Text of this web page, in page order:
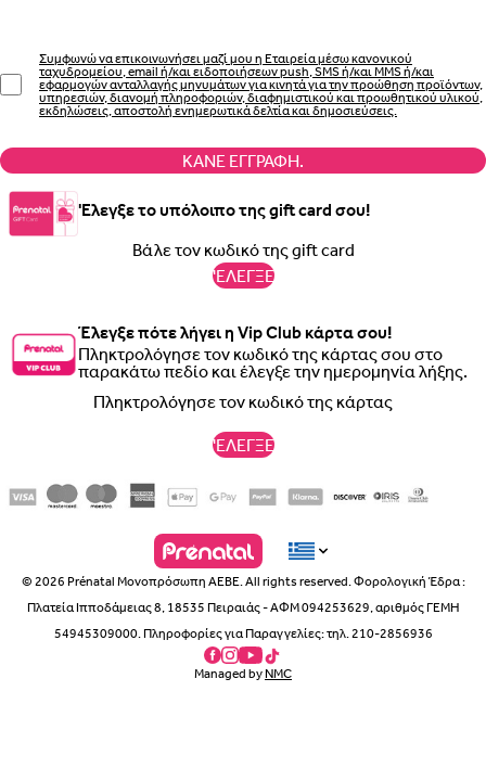
Συμφωνώ να επικοινωνήσει μαζί μου η Εταιρεία μέσω κανονικού
ταχυδρομείου, email ή/και ειδοποιήσεων push, SMS ή/και MMS ή/και
εφαρμογών ανταλλαγής μηνυμάτων για κινητά για την προώθηση προϊόντων,
υπηρεσιών, διανομή πληροφοριών, διαφημιστικού και προωθητικού υλικού,
εκδηλώσεις, αποστολή ενημερωτικά δελτία και δημοσιεύσεις.
ΚΆΝΕ ΕΓΓΡΑΦΉ.
'Ελεγξε το υπόλοιπο της gift card σου!
'ΕΛΕΓΞΕ
Έλεγξε πότε λήγει η Vip Club κάρτα σου!
Πληκτρολόγησε τον κωδικό της κάρτας σου στο
παρακάτω πεδίο και έλεγξε την ημερομηνία λήξης.
'ΕΛΕΓΞΕ
© 2026 Prénatal Μονοπρόσωπη ΑΕΒΕ. All rights reserved. Φορολογική Έδρα :
Πλατεία Ιπποδάμειας 8, 18535 Πειραιάς - ΑΦΜ 094253629, αριθμός ΓΕΜΗ
54945309000. Πληροφορίες για Παραγγελίες: τηλ. 210-2856936
Managed byNMC